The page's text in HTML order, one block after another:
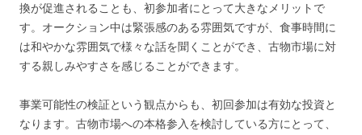
換が促進されることも、初参加者にとって大きなメリットで
す。オークション中は緊張感のある雰囲気ですが、食事時間に
は和やかな雰囲気で様々な話を聞くことができ、古物市場に対
する親しみやすさを感じることができます。
事業可能性の検証という観点からも、初回参加は有効な投資と
なります。古物市場への本格参入を検討している方にとって、